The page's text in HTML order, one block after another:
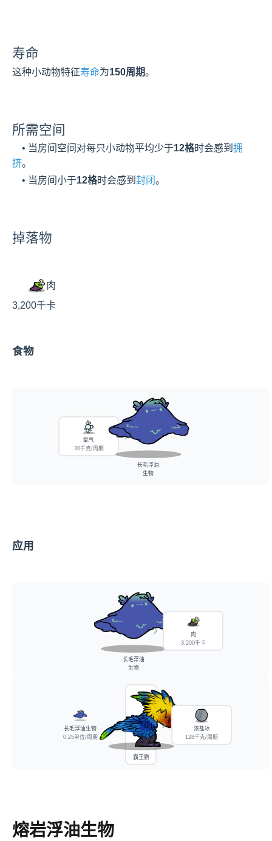
寿命
这种小动物特征寿命为150周期。
所需空间
    • 当房间空间对每只小动物平均少于
12格时会感到 拥
挤。
    • 当房间小于
12格时会感到 封闭。
掉落物
肉
3,200千卡
食物
氧气
30千克/周期
长毛浮油
生物
应用
长毛浮油
生物
肉
3,200千卡
长毛浮油生物
0.25单位/周期
霸王鹦
浓盐冰
128千克/周期
熔岩浮油生物